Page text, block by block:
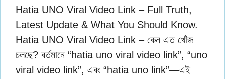
Hatia UNO Viral Video Link – Full Truth,
Latest Update & What You Should Know.
Hatia UNO Viral Video Link – কেন এত খোঁজ
চলছে? বর্তমানে “hatia uno viral video link”, “uno
viral video link”, এবং “hatia uno link”—এই